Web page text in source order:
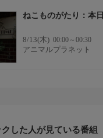
ねこものがたり：本
8/13(木) 00:00～00:30
アニマルプラネット
した人が見ている番組